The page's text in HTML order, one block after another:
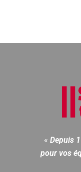
« Depuis
pour vos